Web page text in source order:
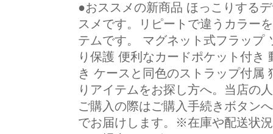
●おススメの新商品 ほっこりする
スメです。リピートで違うカラー
テムです。 マグネット式フラップ
り保護 便利なカードポケット付き
き ケースと同色のストラップ付属
りアイテムをお探し方へ。当店の
ご購入の際はご購入手続きボタン
でお届けします。※在庫や配送状